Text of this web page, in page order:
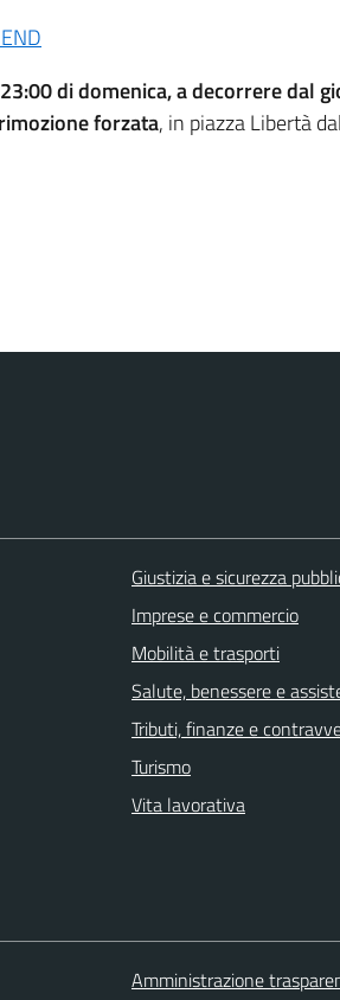
di domenica, a decorrere dal
forzata, in piazza Libertà
Giustizia e sicurezza
Imprese e commercio
Mobilità e trasporti
Salute, benessere e
Tributi, finanze e
Turismo
Vita lavorativa
Amministrazione